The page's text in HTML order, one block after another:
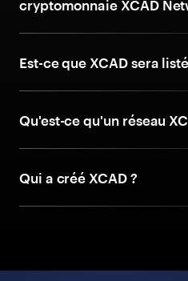
cryptomonnaie XCAD
Est-ce que XCAD sera
Qu'est-ce qu'un réseau
Qui a créé XCAD ?